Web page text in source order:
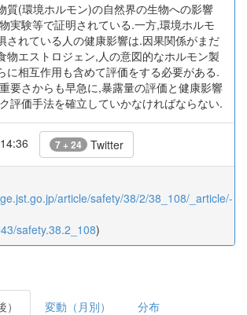
質(環境ホルモン)の自然界の生物への影響
実験等で証明されている.一方,環境ホルモ
されている人の健康影響は.因果関係がまだ
物エストロジェン,人の意図的なホルモン製
に相互作用も含めて評価をする必要がある.
要さからも早急に,暴露量の評価と健康影響
評価手法を確立していかなければならない.
7 + 24 Twitter
article/safety/38/2/38_108/_article/-
safety.38.2_108)
変動（月別） 分布